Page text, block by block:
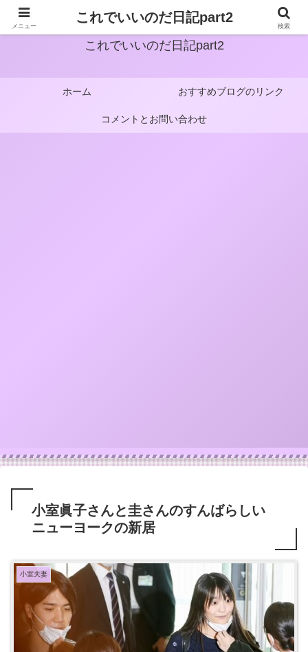
これでいいのだ日記part2
ホーム おすすめブログのリンク
コメントとお問い合わせ
小室眞子さんと圭さんのすんばらしい
ニューヨークの新居
小室夫妻
メニュー
これでいいのだ日記part2
検索